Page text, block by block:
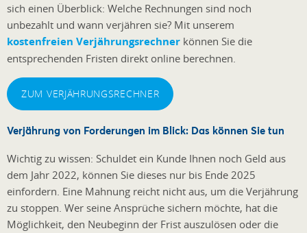
sich einen Überblick: Welche Rechnungen sind noch
unbezahlt und wann verjähren sie? Mit unserem
kostenfreien Verjährungsrechner können Sie die
entsprechenden Fristen direkt online berechnen.
ZUM VERJÄHRUNGSRECHNER
Verjährung von Forderungen im Blick: Das können Sie tun
Wichtig zu wissen: Schuldet ein Kunde Ihnen noch Geld aus
dem Jahr 2022, können Sie dieses nur bis Ende 2025
einfordern. Eine Mahnung reicht nicht aus, um die Verjährung
zu stoppen. Wer seine Ansprüche sichern möchte, hat die
Möglichkeit, den Neubeginn der Frist auszulösen oder die